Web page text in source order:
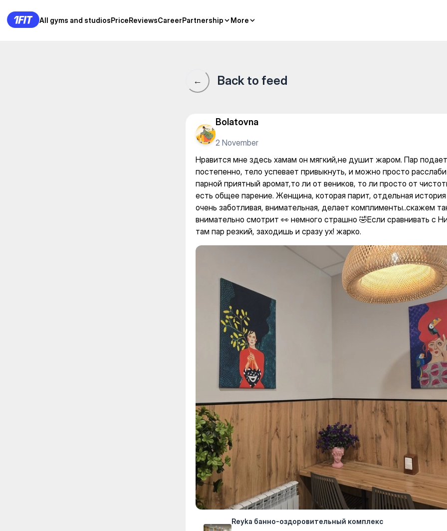
All gyms and studiosPriceReviewsCareerPartnership More
All gyms and studiosPriceReviewsCareerPartnership More
Reyka банно-оздоровительный комплекс — Recovery
← Back to feed
Bolatovna
2 November
Нравится мне здесь хамам он мягкий,не душит жаром. Пар
постепенно, тело успевает привыкнуть, и можно просто
парной приятный аромат,то ли от веников, то ли просто от
есть общее парение. Женщина, которая парит, отдельная
очень заботливая, внимательная, делает комплименты..скажем
внимательно смотрит 👀 немного страшно 🤣Если сравнивать с
там пар резкий, заходишь и сразу ух! жарко.
Reyka банно-оздоровительный комплекс